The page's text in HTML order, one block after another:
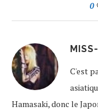
0
C'est
Hamasaki, donc le